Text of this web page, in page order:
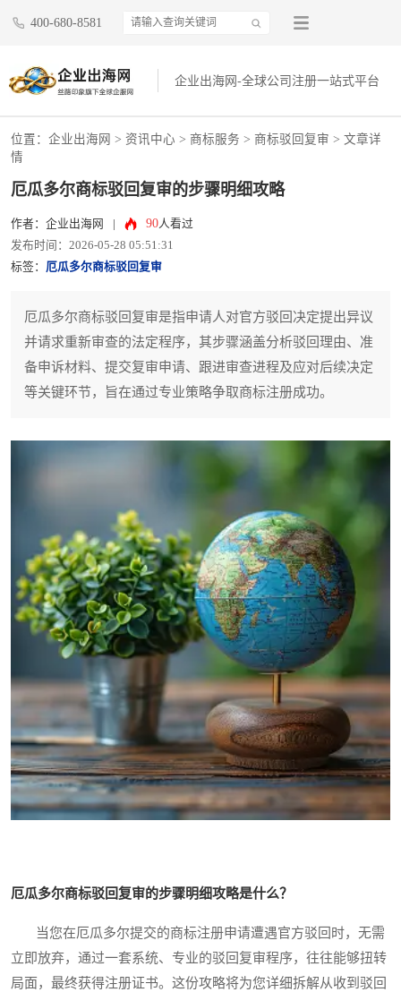
400-680-8581
企业出海网-全球公司注册一站式平台
位置： 企业出海网 > 资讯中心 > 商标服务 > 商标驳回复审 > 文章详
情
厄瓜多尔商标驳回复审的步骤明细攻略
作者：企业出海网 90人看过
发布时间：2026-05-28 05:51:31
标签： 厄瓜多尔商标驳回复审
厄瓜多尔商标驳回复审是指申请人对官方驳回决定提出异议
并请求重新审查的法定程序，其步骤涵盖分析驳回理由、准
备申诉材料、提交复审申请、跟进审查进程及应对后续决定
等关键环节，旨在通过专业策略争取商标注册成功。
厄瓜多尔商标驳回复审的步骤明细攻略是什么？
当您在厄瓜多尔提交的商标注册申请遭遇官方驳回时，无需
立即放弃，通过一套系统、专业的驳回复审程序，往往能够扭转
局面，最终获得注册证书。这份攻略将为您详细拆解从收到驳回